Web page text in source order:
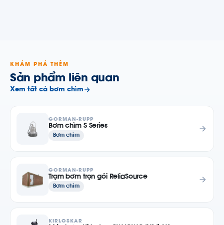
KHÁM PHÁ THÊM
Sản phẩm liên quan
Xem tất cả bơm chìm
GORMAN-RUPP
Bơm chìm S Series
Bơm chìm
GORMAN-RUPP
Trạm bơm trọn gói ReliaSource
Bơm chìm
KIRLOSKAR